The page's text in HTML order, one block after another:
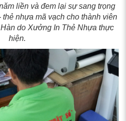
liền và đem lại sự sang trọng
nhựa mã vạch cho thành viên
do Xưởng In Thẻ Nhựa thực
hiện.